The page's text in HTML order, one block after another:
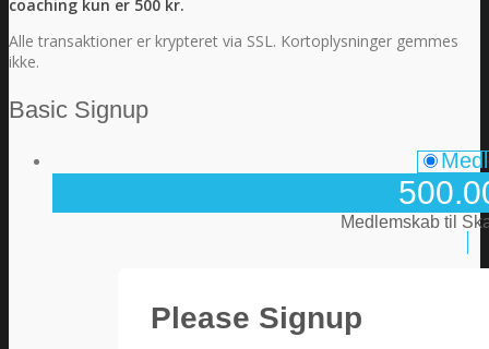
coaching kun er 500 kr.
Alle transaktioner er krypteret via SSL. Kortoplysninger gemmes
ikke.
Basic Signup
Medlemskab til
Please Signup